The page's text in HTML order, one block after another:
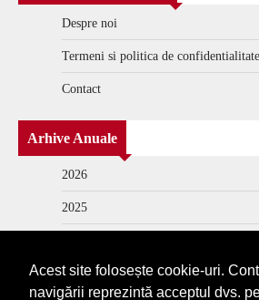
Acest site folosește cookie-uri.
navigării reprezintă acceptul dvs.
Despre noi
Termeni si politica de confidentialitate
Contact
Arhive Anuale
2026
2025
2023